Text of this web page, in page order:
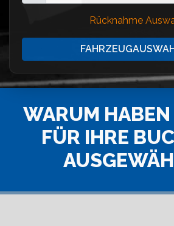
Rücknahme
WARUM HABEN
FÜR IHRE